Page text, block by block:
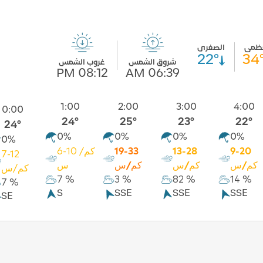
الصغرى
22° شروق الشمس
06:39 AM
غروب الشمس
08:12 PM
0:00
24°
0%
7-12
كم/س
7 %
SE
1:00
24°
0%
6-10 كم/
س
7 %
S
2:00
25°
0%
19-33
كم/س
3 %
SSE
3:00
23°
0%
13-28
كم/س
82 %
SSE
4:00
22°
0%
9-20
كم/س
14 %
SSE